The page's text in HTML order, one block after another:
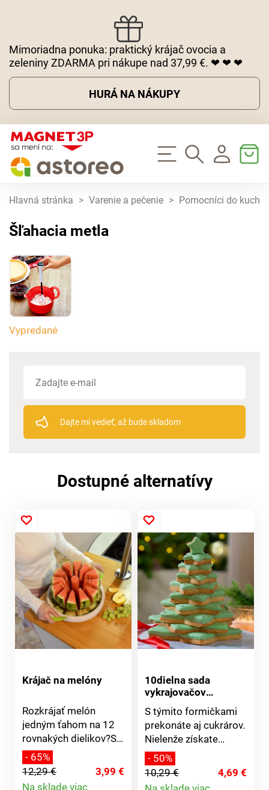
Mimoriadna ponuka: praktický krájač ovocia a
zeleniny ZDARMA pri nákupe nad 37,99 €. ❤ ❤ ❤
HURÁ NA NÁKUPY
Hlavná stránka > Varenie a pečenie > Pomocníci do
Šľahacia metla
Vypredané
Dajte mi vedieť, až bude skladom
Dostupné alternatívy
Krájač na melóny
Rozkrájať melón
jedným ťahom na 12
rovnakých dielikov?S
krájačom na melóny
budete ako kuchár
profesionál. Krájač má
- 65%
12,29 €
3,99 €
Na sklade viac
10dielna sada
vykrajovačov
S týmito formičkami
prekonáte aj cukrárov.
Nielenže získate
hviezdičky v 10
veľkostiach, ale aj celý
vianočný stromček.
- 50%
10,29 €
4,69 €